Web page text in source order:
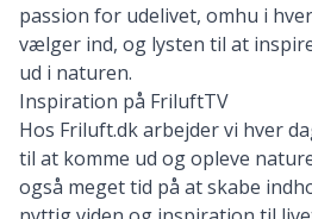
passion for udelivet, omhu i
vælger ind, og lysten til at
ud i naturen.
Inspiration på FriluftTV
Hos Friluft.dk arbejder vi hver
til at komme ud og opleve
også meget tid på at skabe